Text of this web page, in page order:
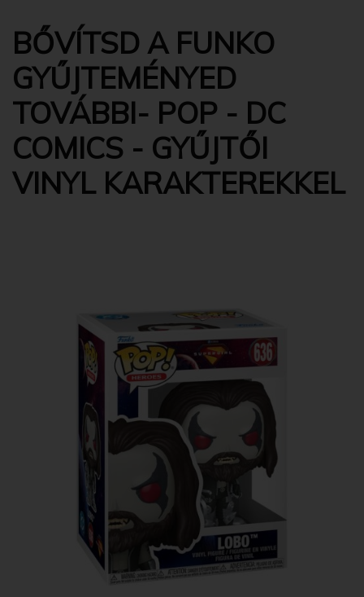
BŐVÍTSD A FUNKO
GYŰJTEMÉNYED
TOVÁBBI- POP - DC
COMICS - GYŰJTŐI
VINYL KARAKTEREKKEL